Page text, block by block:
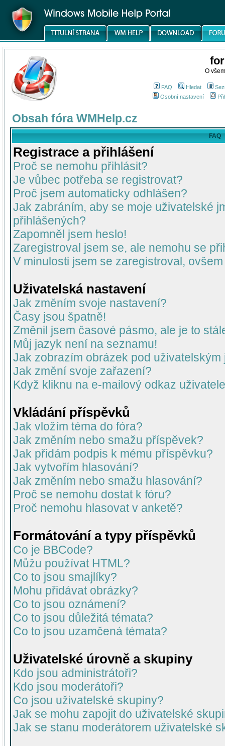
O
FAQ Hledat
Osobní nastavení
Obsah fóra WMHelp.cz
FAQ
Registrace a přihlášení
Proč se nemohu přihlásit?
Je vůbec potřeba se registrovat?
Proč jsem automaticky odhlášen?
Jak zabráním, aby se moje uživatelské
přihlášených?
Zapomněl jsem heslo!
Zaregistroval jsem se, ale nemohu se
V minulosti jsem se zaregistroval,
Uživatelská nastavení
Jak změním svoje nastavení?
Časy jsou špatně!
Změnil jsem časové pásmo, ale je to
Můj jazyk není na seznamu!
Jak zobrazím obrázek pod uživatelským
Jak změní svoje zařazení?
Když kliknu na e-mailový odkaz
Vkládání příspěvků
Jak vložím téma do fóra?
Jak změním nebo smažu příspěvek?
Jak přidám podpis k mému příspěvku?
Jak vytvořím hlasování?
Jak změním nebo smažu hlasování?
Proč se nemohu dostat k fóru?
Proč nemohu hlasovat v anketě?
Formátování a typy příspěvků
Co je BBCode?
Můžu používat HTML?
Co to jsou smajlíky?
Mohu přidávat obrázky?
Co to jsou oznámení?
Co to jsou důležitá témata?
Co to jsou uzamčená témata?
Uživatelské úrovně a skupiny
Kdo jsou administrátoři?
Kdo jsou moderátoři?
Co jsou uživatelské skupiny?
Jak se mohu zapojit do uživatelské
Jak se stanu moderátorem uživatelské